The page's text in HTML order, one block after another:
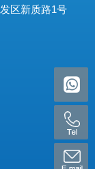
区新质路1号